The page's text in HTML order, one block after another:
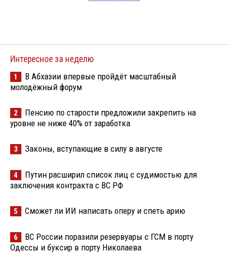
Интересное за неделю
1
В Абхазии впервые пройдёт масштабный
молодёжный форум
2
Пенсию по старости предложили закрепить на
уровне не ниже 40% от заработка
3 Законы, вступающие в силу в августе
4
Путин расширил список лиц с судимостью для
заключения контракта с ВС РФ
5 Сможет ли ИИ написать оперу и спеть арию
6
ВС России поразили резервуары с ГСМ в порту
Одессы и буксир в порту Николаева